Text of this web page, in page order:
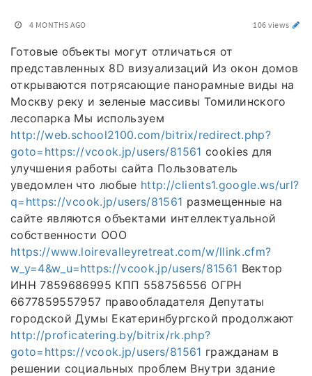
4 MONTHS AGO 106 views
Готовые объекты могут отличаться от
представленных 8D визуализаций Из окон домов
открываются потрясающие панорамные виды на
Москву реку и зеленые массивы Томилинского
лесопарка Мы используем
http://web.school2100.com/bitrix/redirect.php?
goto=https://vcook.jp/users/81561 cookies для
улучшения работы сайта Пользователь
уведомлен что любые http://clients1.google.ws/url?
q=https://vcook.jp/users/81561 размещенные на
сайте являются объектами интеллектуальной
собственности ООО
https://www.loirevalleyretreat.com/w/llink.cfm?
w_y=4&w_u=https://vcook.jp/users/81561 Вектор
ИНН 7859686995 КПП 558756556 ОГРН
6677859557957 правообладателя Депутаты
городской Думы Екатеринбургской продолжают
http://proficatering.by/bitrix/rk.php?
goto=https://vcook.jp/users/81561 гражданам в
решении социальных проблем Внутри здание